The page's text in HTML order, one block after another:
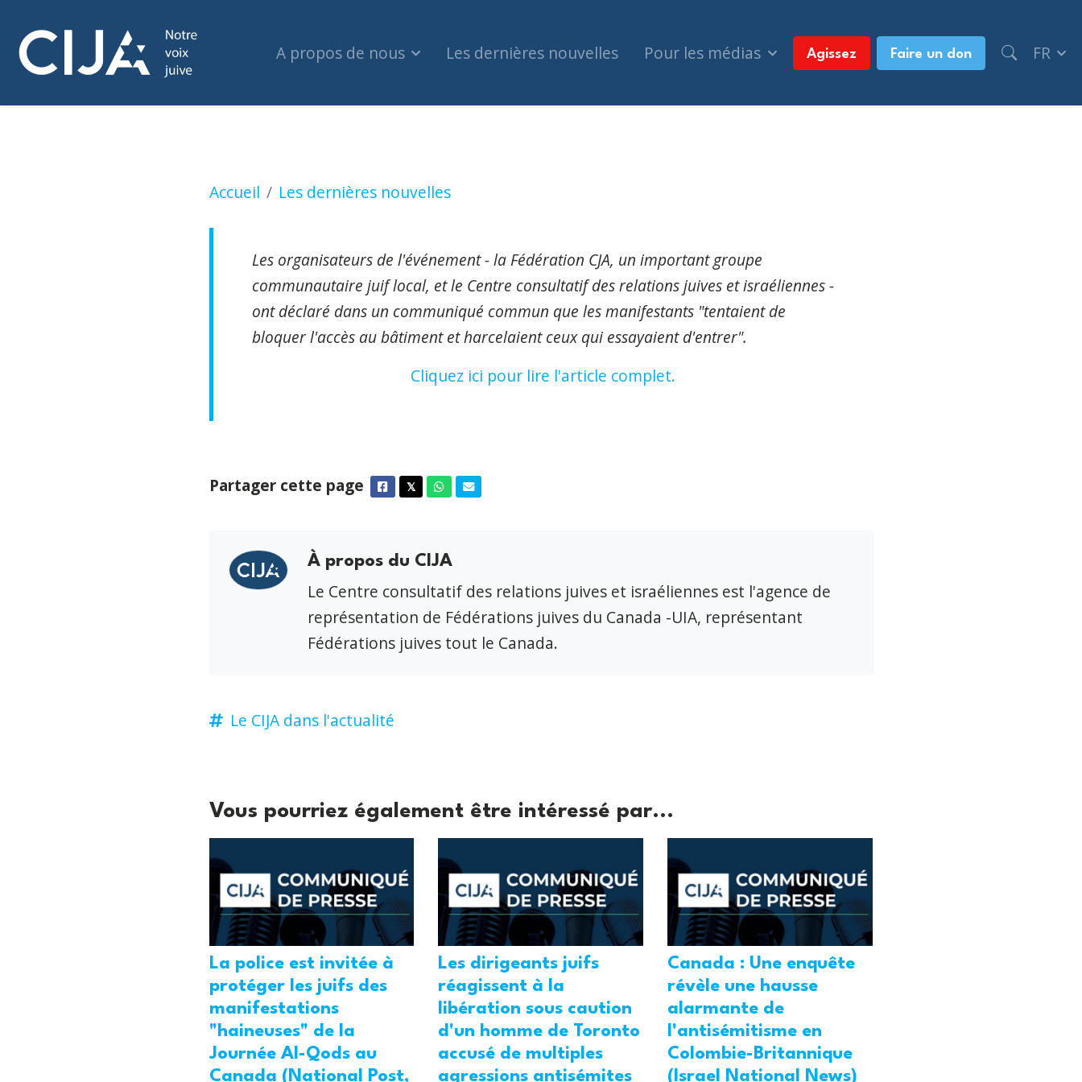
A propos de nous Les dernières nouvelles Pour les médias Agissez Faire un don FR
Accueil Les dernières nouvelles
Une foule pro-palestinienne bloque l'accès au Musée de l'Holocauste de Montréal à cause d'un événement pro-
Les organisateurs de l'événement - la Fédération CJA, un important groupe
communautaire juif local, et le Centre consultatif des relations juives et israéliennes -
ont déclaré dans un communiqué commun que les manifestants "tentaient de
bloquer l'accès au bâtiment et harcelaient ceux qui essayaient d'entrer".
Cliquez ici pour lire l'article complet.
Partager cette page Facebook
𝕏TwitterWhatsappCourriel
À propos du CIJA
Le Centre consultatif des relations juives et israéliennes est l'agence de
représentation de Fédérations juives du Canada -UIA, représentant
Fédérations juives tout le Canada.
Le CIJA dans l'actualité
Vous pourriez également être intéressé par...
La police est invitée à
protéger les juifs des
manifestations
"haineuses" de la
Journée Al-Qods au
Canada (National Post,
Les dirigeants juifs
réagissent à la
libération sous caution
d'un homme de Toronto
accusé de multiples
agressions antisémites
Canada : Une enquête
révèle une hausse
alarmante de
l'antisémitisme en
Colombie-Britannique
(Israel National News)